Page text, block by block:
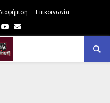
Επικοινωνία
Youtube
Email